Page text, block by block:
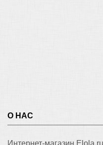
О НАС
Интернет-магазин